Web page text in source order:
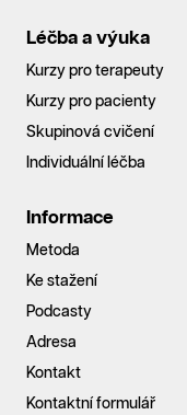
Léčba a výuka
Kurzy pro terapeuty
Kurzy pro pacienty
Skupinová cvičení
Individuální léčba
Informace
Metoda
Ke stažení
Podcasty
Adresa
Kontakt
Kontaktní formulář